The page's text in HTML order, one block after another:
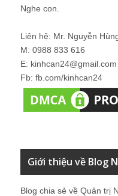
Nghe con.
Liên hệ: Mr. Nguyễn
M: 0988 833 616
E: kinhcan24@gmail.com
Fb: fb.com/kinhcan24
Giới thiệu về Blog
Blog chia sẻ về Quản trị